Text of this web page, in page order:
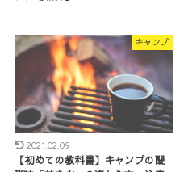
キャンプ
2021.02.09
【初めての教科書】キャンプの醍